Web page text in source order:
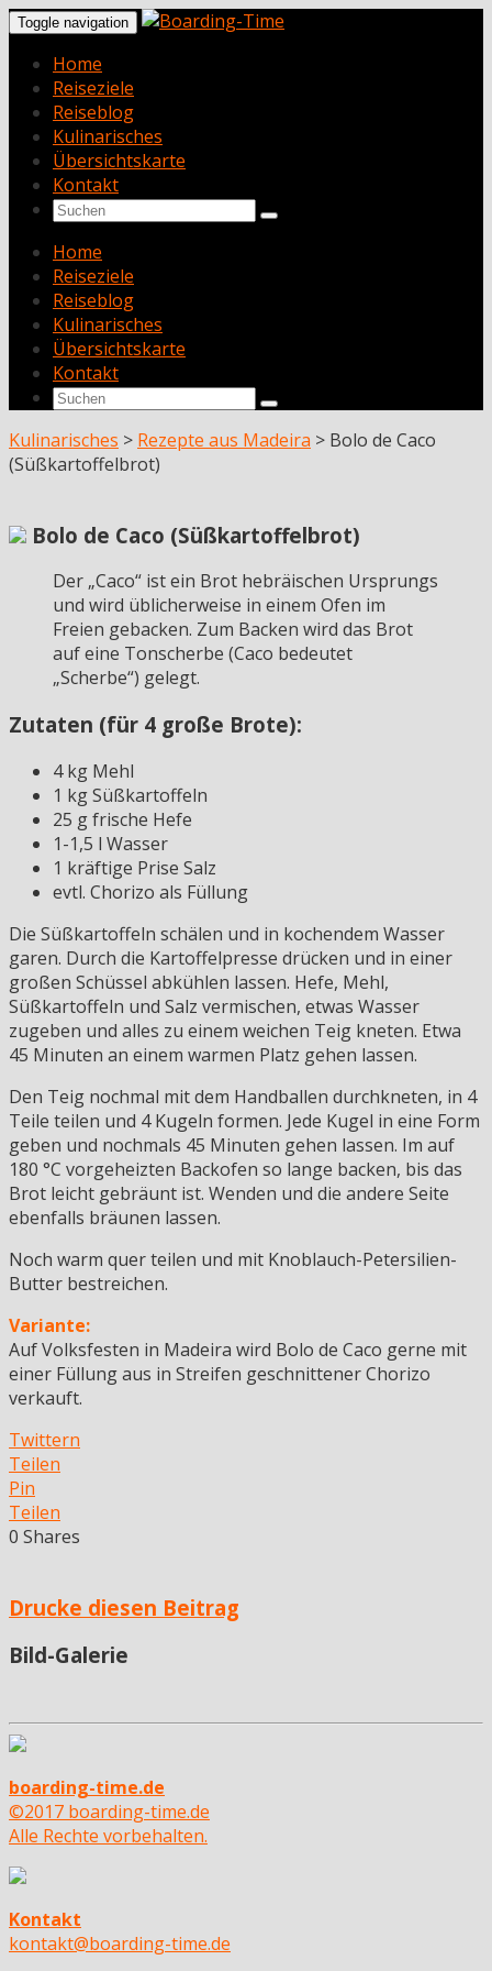
Toggle navigation
Home
Reiseziele
Reiseblog
Kulinarisches
Übersichtskarte
Kontakt
Home
Reiseziele
Reiseblog
Kulinarisches
Übersichtskarte
Kontakt
Kulinarisches > Rezepte aus Madeira > Bolo de Caco
(Süßkartoffelbrot)
Bolo de Caco (Süßkartoffelbrot)
Der „Caco“ ist ein Brot hebräischen Ursprungs
und wird üblicherweise in einem Ofen im
Freien gebacken. Zum Backen wird das Brot
auf eine Tonscherbe (Caco bedeutet
„Scherbe“) gelegt.
Zutaten (für 4 große Brote):
4 kg Mehl
1 kg Süßkartoffeln
25 g frische Hefe
1-1,5 l Wasser
1 kräftige Prise Salz
evtl. Chorizo als Füllung
Die Süßkartoffeln schälen und in kochendem Wasser
garen. Durch die Kartoffelpresse drücken und in einer
großen Schüssel abkühlen lassen. Hefe, Mehl,
Süßkartoffeln und Salz vermischen, etwas Wasser
zugeben und alles zu einem weichen Teig kneten. Etwa
45 Minuten an einem warmen Platz gehen lassen.
Den Teig nochmal mit dem Handballen durchkneten, in 4
Teile teilen und 4 Kugeln formen. Jede Kugel in eine Form
geben und nochmals 45 Minuten gehen lassen. Im auf
180 °C vorgeheizten Backofen so lange backen, bis das
Brot leicht gebräunt ist. Wenden und die andere Seite
ebenfalls bräunen lassen.
Noch warm quer teilen und mit Knoblauch-Petersilien-
Butter bestreichen.
Variante:
Auf Volksfesten in Madeira wird Bolo de Caco gerne mit
einer Füllung aus in Streifen geschnittener Chorizo
verkauft.
Twittern
Teilen
Pin
Teilen
0 Shares
Drucke diesen Beitrag
Bild-Galerie
boarding-time.de
©2017 boarding-time.de
Alle Rechte vorbehalten.
Kontakt
kontakt@boarding-time.de